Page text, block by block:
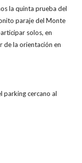
la quinta prueba del
paraje del Monte
solos, en
de la orientación en
parking cercano al